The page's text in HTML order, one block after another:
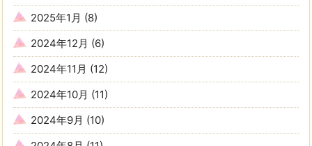
2025年1月 (8)
2024年12月 (6)
2024年11月 (12)
2024年10月 (11)
2024年9月 (10)